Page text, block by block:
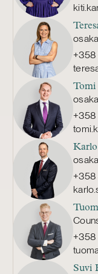
+358
Tomi
+358
+358
Suvi